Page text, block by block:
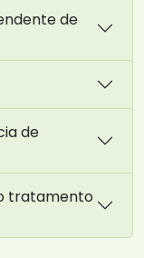
de
de
tratamento